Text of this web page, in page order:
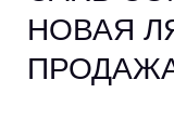
НОВАЯ